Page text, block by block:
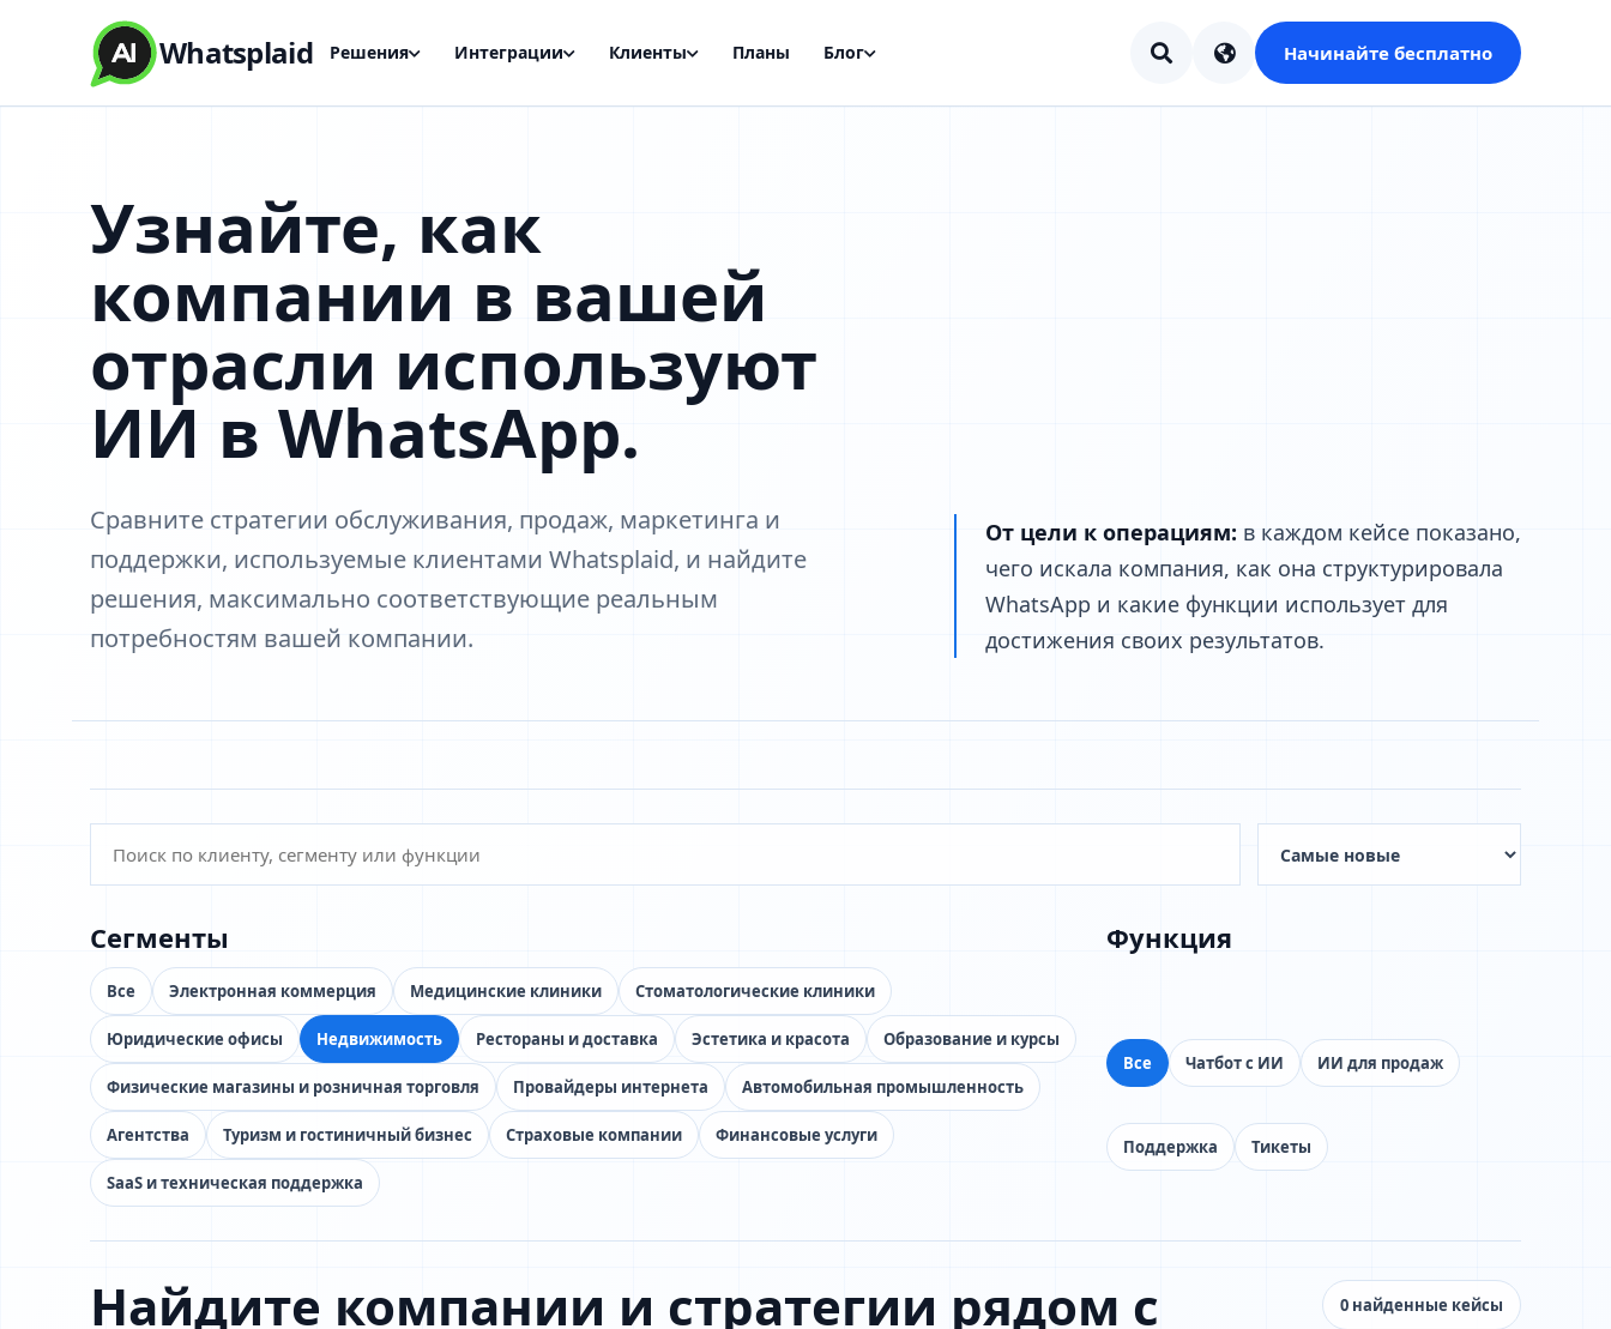
Whatsplaid Решения Интеграции Клиенты Планы Блог Начинайте бесплатно
Узнайте, как
компании в вашей
отрасли используют
ИИ в WhatsApp.
Сравните стратегии обслуживания, продаж, маркетинга и
поддержки, используемые клиентами Whatsplaid, и найдите
решения, максимально соответствующие реальным
потребностям вашей компании.
От цели к операциям: в каждом кейсе показано,
чего искала компания, как она структурировала
WhatsApp и какие функции использует для
достижения своих результатов.
Сегменты
Все Электронная коммерция Медицинские клиники Стоматологические клиники
Юридические офисы Недвижимость Рестораны и доставка Эстетика и красота Образование и курсы
Физические магазины и розничная торговля Провайдеры интернета Автомобильная промышленность
Агентства Туризм и гостиничный бизнес Страховые компании Финансовые услуги
SaaS и техническая поддержка
Функция
Все Чатбот с ИИ ИИ для продаж
Поддержка Тикеты
Найдите компании и стратегии рядом с 0 найденные кейсы